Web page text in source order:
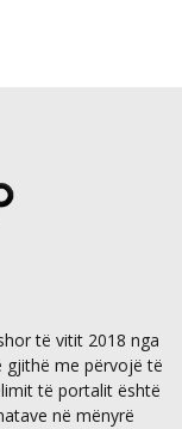
të vitit 2018 nga
gjithë me përvojë të
të portalit është
në mënyrë